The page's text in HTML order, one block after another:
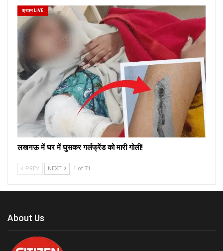
क्राइम LIVE
लखनऊ में घर में घुसकर गर्लफ्रेंड को मारी गोली!
PREV NEXT 1 of 71
About Us